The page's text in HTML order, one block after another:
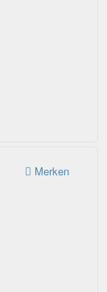
Merken